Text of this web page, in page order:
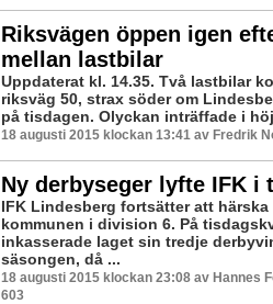
Riksvägen öppen igen
mellan lastbilar
Uppdaterat kl. 14.35. Två lastbilar
riksväg 50, strax söder om
på tisdagen. Olyckan inträffade i
18 augusti 2015 klockan 13:41 av Fredrik
Ny derbyseger lyfte IFK i
IFK Lindesberg fortsätter att härska
kommunen i division 6. På
inkasserade laget sin tredje
säsongen, då ...
18 augusti 2015 klockan 23:08 av Hannes
603